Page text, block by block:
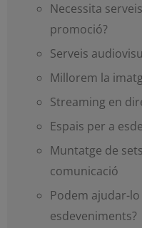
Necessita
promoció?
Serveis
Millorem la
Streaming en
Espais per a
Muntatge de
comunicació
Podem ajudar-
esdeveniments?